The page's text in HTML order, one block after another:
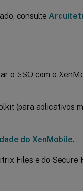
consulte
o SSO com o
(para aplicativos
do XenMobile.
Files e do Secure